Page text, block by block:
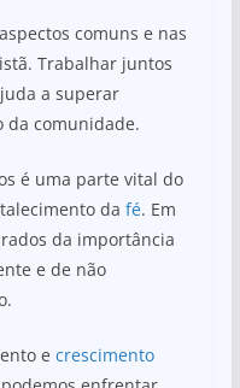
comuns e nas
Trabalhar juntos
a superar
da comunidade.
é uma parte vital do
da fé. Em
da importância
e de não
e crescimento